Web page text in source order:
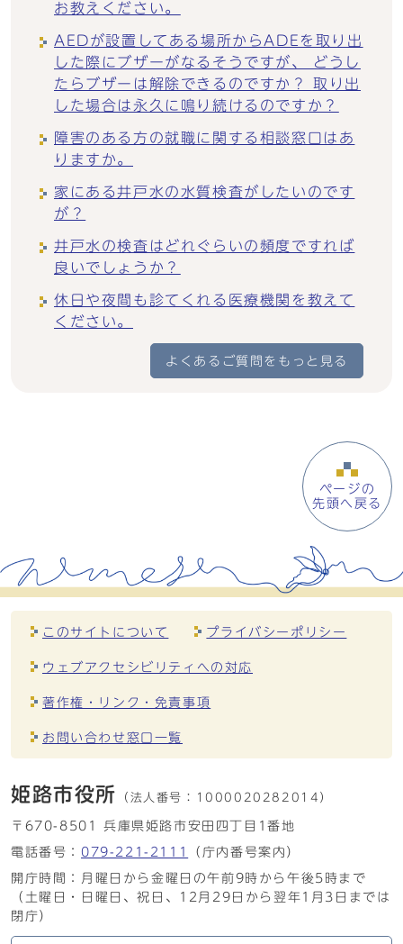
お教えください。
AEDが設置してある場所からADEを取り出
した際にブザーがなるそうですが、 どうし
たらブザーは解除できるのですか？ 取り出
した場合は永久に鳴り続けるのですか？
障害のある方の就職に関する相談窓口はあ
りますか。
家にある井戸水の水質検査がしたいのです
が？
井戸水の検査はどれぐらいの頻度ですれば
良いでしょうか？
休日や夜間も診てくれる医療機関を教えて
ください。
よくあるご質問をもっと見る
ページの
先頭へ戻る
このサイトについて プライバシーポリシー
ウェブアクセシビリティへの対応
著作権・リンク・免責事項
お問い合わせ窓口一覧
姫路市役所 （法人番号： 1000020282014）
〒670-8501 兵庫県姫路市安田四丁目1番地
電話番号： 079-221-2111
（庁内番号案内）
開庁時間：月曜日から金曜日の午前9時から午後5時まで
（土曜日・日曜日、祝日、12月29日から翌年1月3日までは
閉庁）